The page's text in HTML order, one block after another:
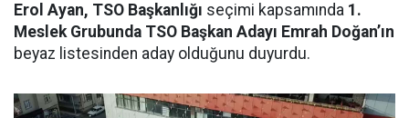
Erol Ayan, TSO Başkanlığı seçimi kapsamında 1.
Meslek Grubunda TSO Başkan Adayı Emrah Doğan’ın
beyaz listesinden aday olduğunu duyurdu.